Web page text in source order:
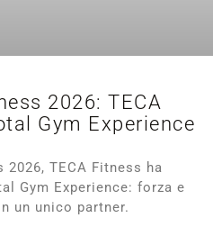
2026: TECA
Gym Experience
2026, TECA Fitness ha
Gym Experience: forza e
un unico partner.